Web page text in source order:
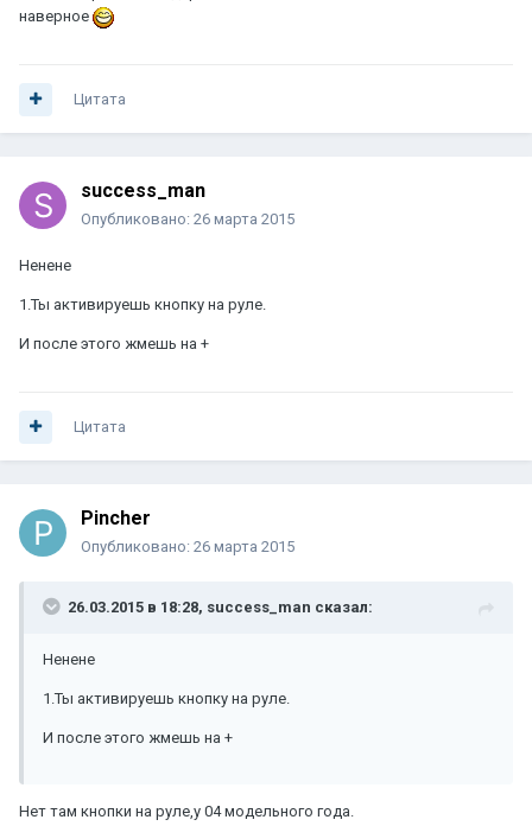
наверное
Цитата
success_man
Опубликовано: 26 марта 2015
Ненене
1.Ты активируешь кнопку на руле.
И после этого жмешь на +
Цитата
Pincher
Опубликовано: 26 марта 2015
26.03.2015 в 18:28, success_man сказал:
Ненене
1.Ты активируешь кнопку на руле.
И после этого жмешь на +
Нет там кнопки на руле,у 04 модельного года.